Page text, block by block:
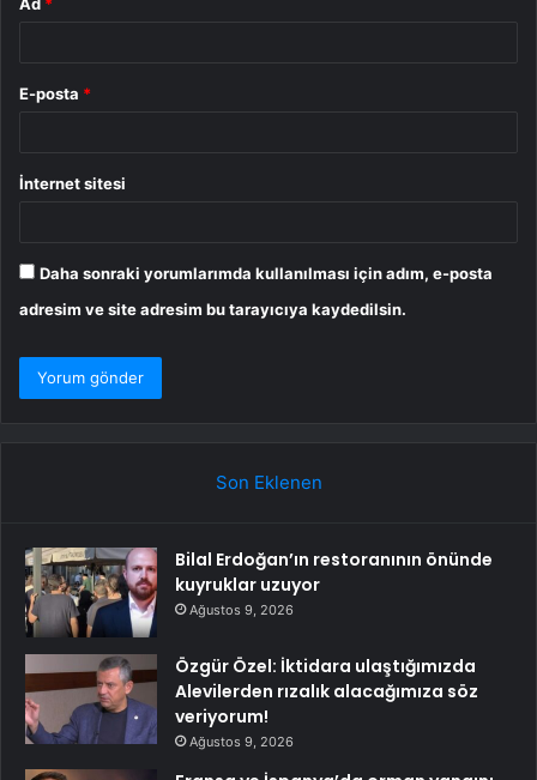
E-posta *
İnternet sitesi
Daha sonraki yorumlarımda kullanılması için adım, e-posta
adresim ve site adresim bu tarayıcıya kaydedilsin.
Son Eklenen
Bilal Erdoğan’ın restoranının önünde
kuyruklar uzuyor
Ağustos 9, 2026
Özgür Özel: İktidara ulaştığımızda
Alevilerden rızalık alacağımıza söz
veriyorum!
Ağustos 9, 2026